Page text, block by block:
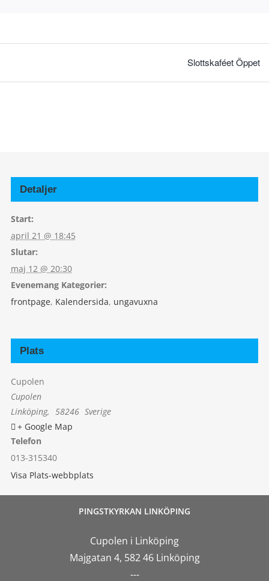
Slottskaféet Öppet
Detaljer
Start:
april 21 @ 18:45
Slutar:
maj 12 @ 20:30
Evenemang Kategorier:
frontpage, Kalendersida, ungavuxna
Plats
Cupolen
Cupolen
Linköping, 58246 Sverige
+ Google Map
Telefon
013-315340
Visa Plats-webbplats
PINGSTKYRKAN LINKÖPING
Cupolen i Linköping
Majgatan 4, 582 46 Linköping
---